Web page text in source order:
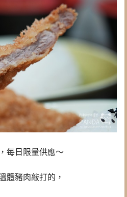
每日限量供應～
體豬肉敲打的，